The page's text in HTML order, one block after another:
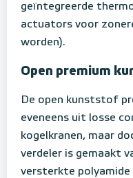
geïntegreerde
actuators voor
worden).
Open premium
De open kunststof
eveneens uit losse
kogelkranen, maar
verdeler is gemaakt
versterkte polyamide